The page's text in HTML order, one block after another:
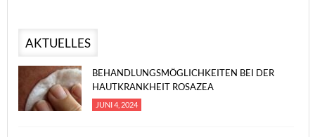
AKTUELLES
BEHANDLUNGSMÖGLICHKEITEN BEI DER
HAUTKRANKHEIT ROSAZEA
JUNI 4, 2024